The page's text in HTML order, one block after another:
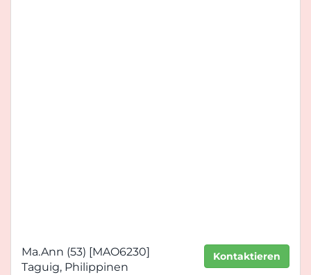
Kontaktieren
Ma.Ann (53) [MAO6230]
Taguig, Philippinen